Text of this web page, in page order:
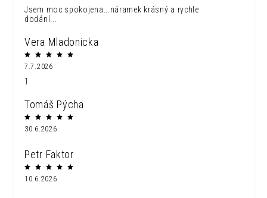
Jsem moc spokojena...náramek krásný a rychle
dodání...
Vera Mladonicka
7.7.2026
1
Tomáš Pýcha
30.6.2026
Petr Faktor
10.6.2026